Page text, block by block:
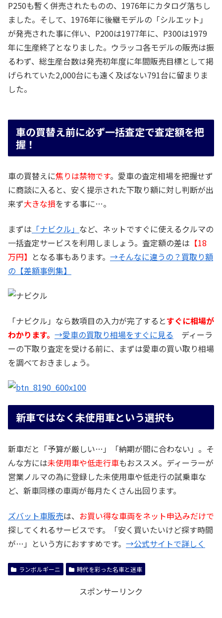
P250も暫く併売されたものの、1976年にカタログ落ちし
ました。そして、1976年に後継モデルの「シルエット」
が発売された事に伴い、P200は1977年に、P300は1979
年に生産終了となりました。ウラッコ各モデルの販売は振
るわず、総生産台数は発売初年度に年間販売目標として掲
げられていた2,000台にも遠く及ばない791台に留まりま
した。
車の買替え前に必ず一括査定で査定額を把
握！
車の買替えに焦りは禁物です。愛車の査定相場を把握せず
に商談に入ると、安く提示された下取り額に対し判断が出
来ず大きな損をする事に…。
まずは 「ナビクル」 など、ネットですぐに使えるクルマの
一括査定サービスを利用しましょう。査定額の差は 【18
万円】 となる事もあります。 →そんなに違うの？買取り額
の【差額事例集】
「ナビクル」なら数項目の入力が完了するとすぐに相場が
わかります。 →愛車の買取り相場をすぐに見る ディーラ
ーの下取り査定を受ける前に、まずは愛車の買い取り相場
を調べておきましょう。
新車ではなく未使用車という選択も
新車だと「予算が厳しい…」「納期が間に合わない」。そ
んな方には未使用車や低走行車もおススメ。ディーラーが
営業ノルマの為に登録した未使用車や低走行の試乗車な
ど、新車同様の車両が毎月たくさん出回ります。
ズバット車販売は、 お買い得な車両をネット申込みだけで
探してくれるサービスです。「安く買いたいけど探す時間
が…」という方におすすめです。 →公式サイトで詳しく
ランボルギーニ 時代を彩った名車と迷車
スポンサーリンク